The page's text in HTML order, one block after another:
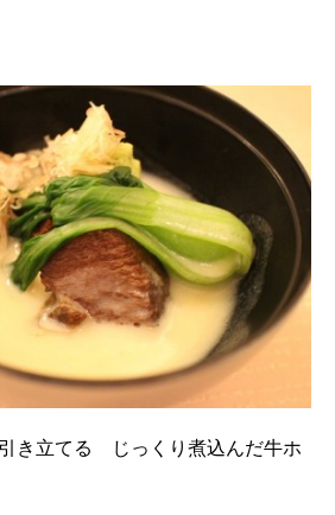
き立てる じっくり煮込んだ牛ホ